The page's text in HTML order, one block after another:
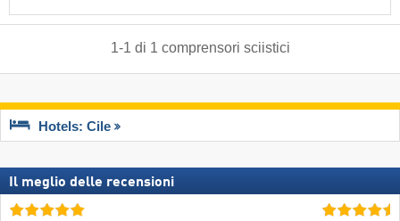
1-1 di 1 comprensori sciistici
Hotels: Cile
Il meglio delle recensioni